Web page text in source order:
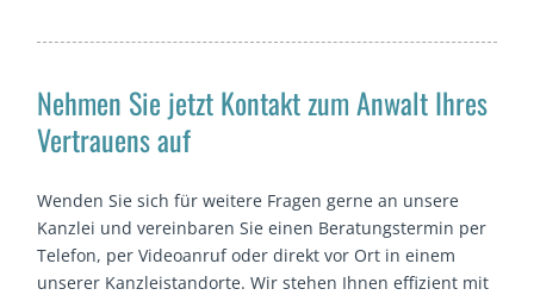
Nehmen Sie jetzt Kontakt zum Anwalt Ihres
Vertrauens auf
Wenden Sie sich für weitere Fragen gerne an unsere
Kanzlei und vereinbaren Sie einen Beratungstermin per
Telefon, per Videoanruf oder direkt vor Ort in einem
unserer Kanzleistandorte. Wir stehen Ihnen effizient mit